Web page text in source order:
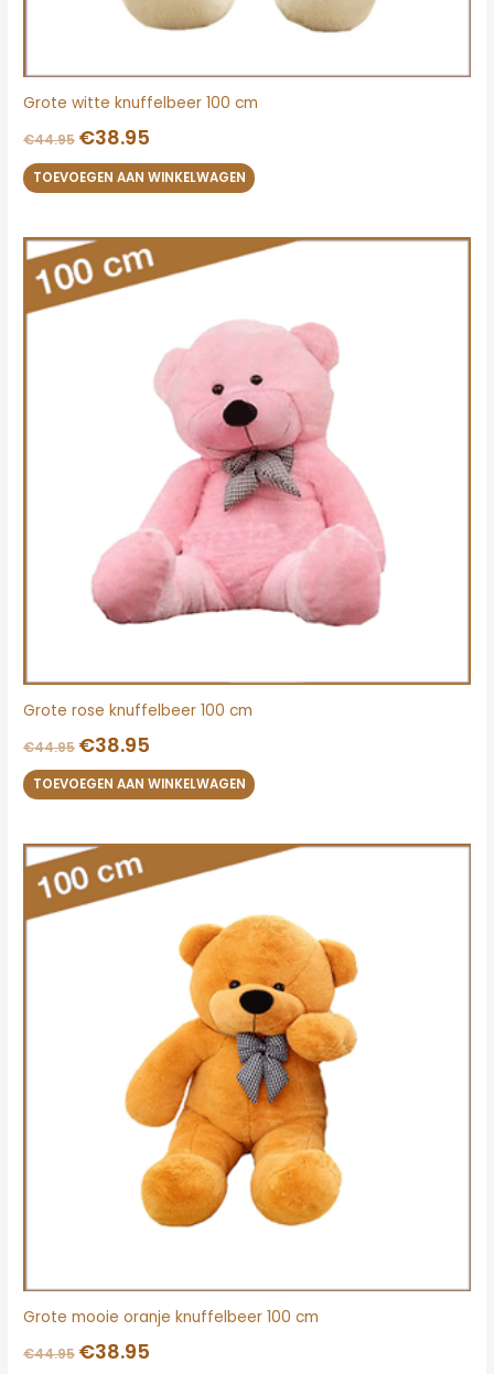
Grote witte knuffelbeer 100 cm
€44.95 €38.95
TOEVOEGEN AAN WINKELWAGEN
Grote rose knuffelbeer 100 cm
€44.95
Oorspronkelijke
prijs
was:
€44.95.
€38.95
prijs
is:
TOEVOEGEN AAN WINKELWAGEN
Grote mooie oranje knuffelbeer 100 cm
€44.95
Oorspronkelijke
prijs
was:
€44.95.
€38.95
is: